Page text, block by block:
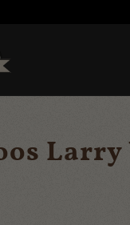
Larry